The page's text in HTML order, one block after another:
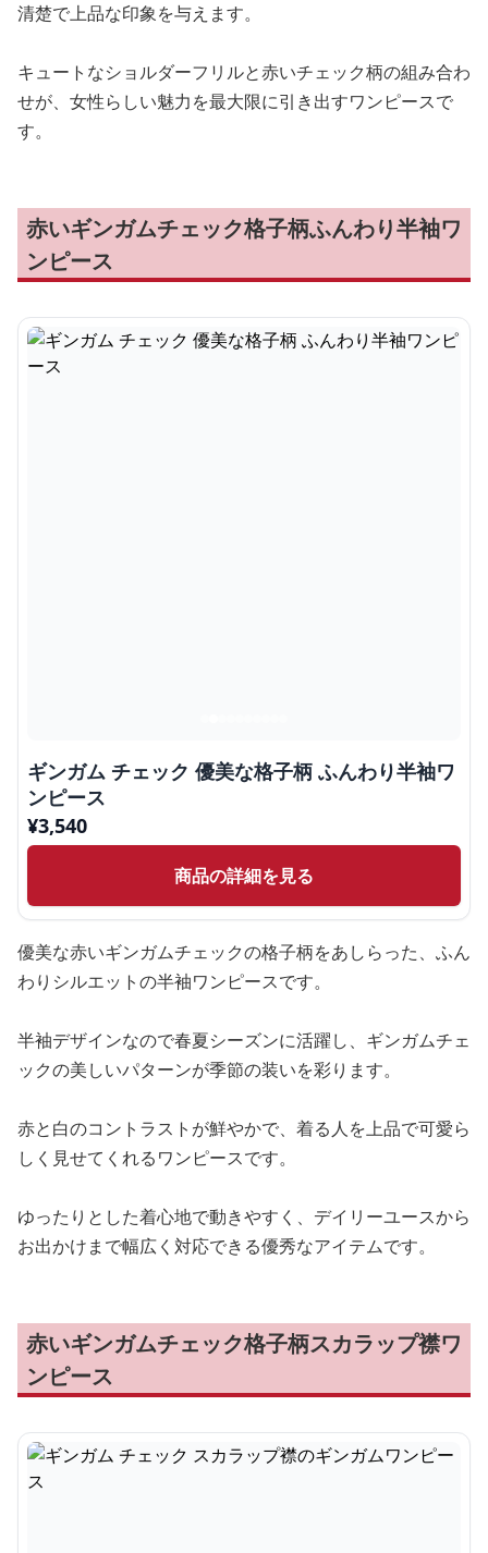
清楚で上品な印象を与えます。
キュートなショルダーフリルと赤いチェック柄の組み合わ
せが、女性らしい魅力を最大限に引き出すワンピースで
す。
赤いギンガムチェック格子柄ふんわり半袖ワ
ンピース
ギンガム チェック 優美な格子柄 ふんわり半袖ワ
ンピース
¥3,540
商品の詳細を見る
優美な赤いギンガムチェックの格子柄をあしらった、ふん
わりシルエットの半袖ワンピースです。
半袖デザインなので春夏シーズンに活躍し、ギンガムチェ
ックの美しいパターンが季節の装いを彩ります。
赤と白のコントラストが鮮やかで、着る人を上品で可愛ら
しく見せてくれるワンピースです。
ゆったりとした着心地で動きやすく、デイリーユースから
お出かけまで幅広く対応できる優秀なアイテムです。
赤いギンガムチェック格子柄スカラップ襟ワ
ンピース